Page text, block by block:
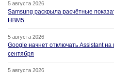
5 августа 2026
Samsung раскрыла расчётные
HBM5
5 августа 2026
Google начнет отключать Assistant
сентября
5 августа 2026